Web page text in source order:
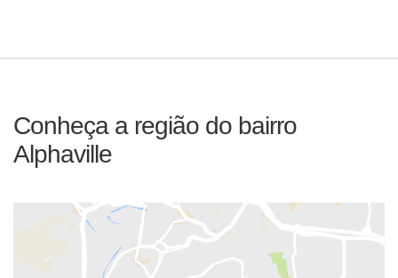
Conheça a região do bairro
Alphaville